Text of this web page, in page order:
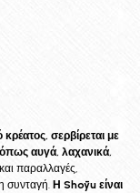
σερβίρεται με
όπως αυγά, λαχανικά,
παραλλαγές,
συνταγή. Η Shōyu είναι